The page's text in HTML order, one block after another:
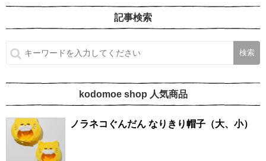
記事検索
kodomoe shop 人気商品
ノラネコぐんだん なりきり帽子（大、小）